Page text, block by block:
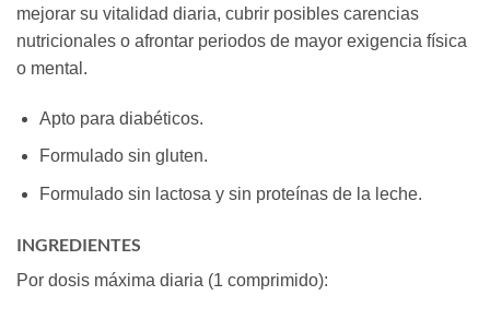
mejorar su vitalidad diaria, cubrir posibles carencias
nutricionales o afrontar periodos de mayor exigencia física
o mental.
Apto para diabéticos.
Formulado sin gluten.
Formulado sin lactosa y sin proteínas de la leche.
INGREDIENTES
Por dosis máxima diaria (1 comprimido):